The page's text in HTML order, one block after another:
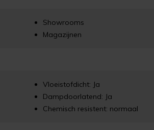
Showrooms
Magazijnen
Vloeistofdicht: Ja
Dampdoorlatend: Ja
Chemisch resistent: normaal